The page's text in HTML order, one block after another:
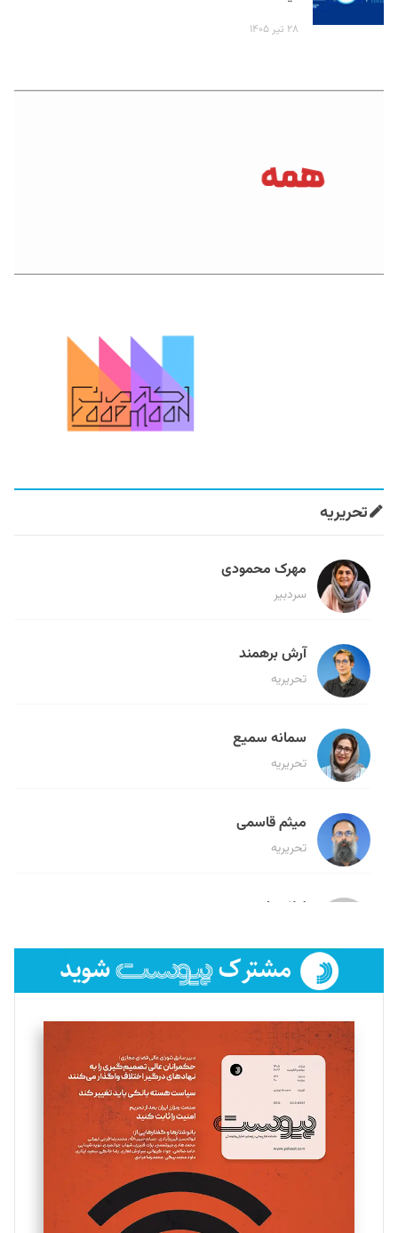
۲۸ تیر ۱۴۰۵
تحریریه
مهرک محمودی
سردبیر
آرش برهمند
تحریریه
سمانه سمیع
تحریریه
میثم قاسمی
تحریریه
لیلا حنارود
فائزه فتحی رستمی
تحریریه
سروش کرمیان
تحریریه
مینا پاکدل